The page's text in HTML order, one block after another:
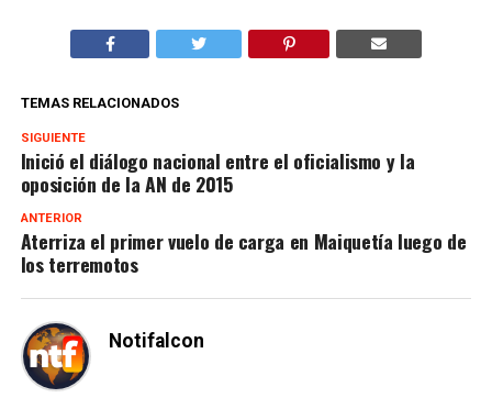
TEMAS RELACIONADOS
SIGUIENTE
Inició el diálogo nacional entre el oficialismo y la
oposición de la AN de 2015
ANTERIOR
Aterriza el primer vuelo de carga en Maiquetía luego de
los terremotos
Notifalcon